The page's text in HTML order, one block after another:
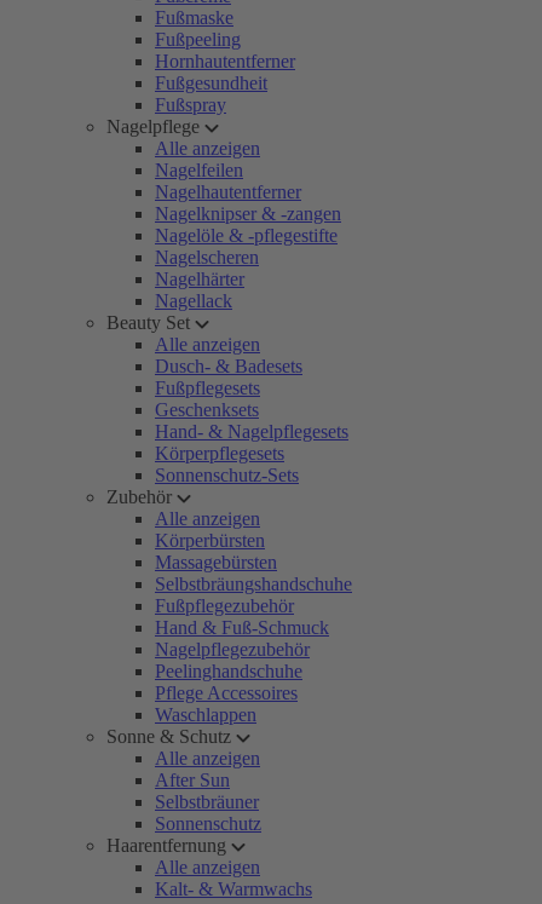
Fußmaske
Fußpeeling
Hornhautentferner
Fußgesundheit
Fußspray
Nagelpflege
Alle anzeigen
Nagelfeilen
Nagelhautentferner
Nagelknipser & -zangen
Nagelöle & -pflegestifte
Nagelscheren
Nagelhärter
Nagellack
Beauty Set
Alle anzeigen
Dusch- & Badesets
Fußpflegesets
Geschenksets
Hand- & Nagelpflegesets
Körperpflegesets
Sonnenschutz-Sets
Zubehör
Alle anzeigen
Körperbürsten
Massagebürsten
Selbstbräungshandschuhe
Fußpflegezubehör
Hand & Fuß-Schmuck
Nagelpflegezubehör
Peelinghandschuhe
Pflege Accessoires
Waschlappen
Sonne & Schutz
Alle anzeigen
After Sun
Selbstbräuner
Sonnenschutz
Haarentfernung
Alle anzeigen
Kalt- & Warmwachs